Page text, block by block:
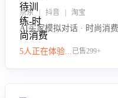
京东 | 抖音 | 淘宝
AI买家模拟对话 · 时尚消
5人正在体验...已售299+